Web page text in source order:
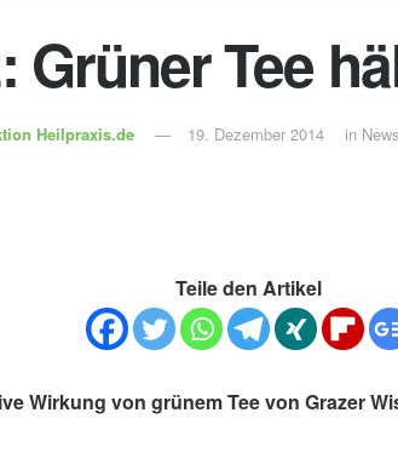
Grüner Tee
Heilpraxis.de 19. Dezember 2014 in News
Teile den Artikel
Wirkung von grünem Tee von Grazer